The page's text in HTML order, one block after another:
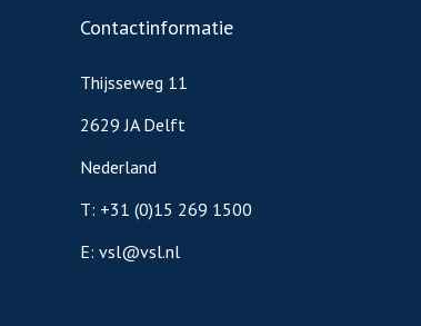
Contactinformatie
Thijsseweg 11
2629 JA Delft
Nederland
T: +31 (0)15 269 1500
E: vsl@vsl.nl